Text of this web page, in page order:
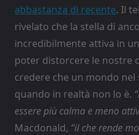
abbastanza di recente. Il
rivelato che la stella di
incredibilmente attiva in
poter distorcere le nostre
credere che un mondo nel
quando in realtà non lo è.
essere più calma e meno
Macdonald, “il che rende